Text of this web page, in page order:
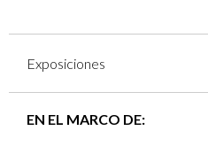
Exposiciones
EN EL MARCO DE: